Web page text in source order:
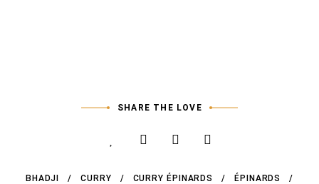
SHARE THE LOVE
BHADJI CURRY CURRY ÉPINARDS ÉPINARDS